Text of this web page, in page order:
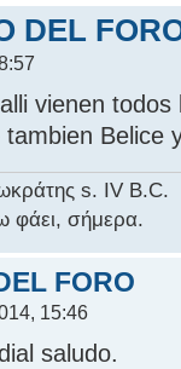
DEL
vienen todos
Belice
s. IV B.C.
φάει, σήμερα.
FORO
15:46
saludo.